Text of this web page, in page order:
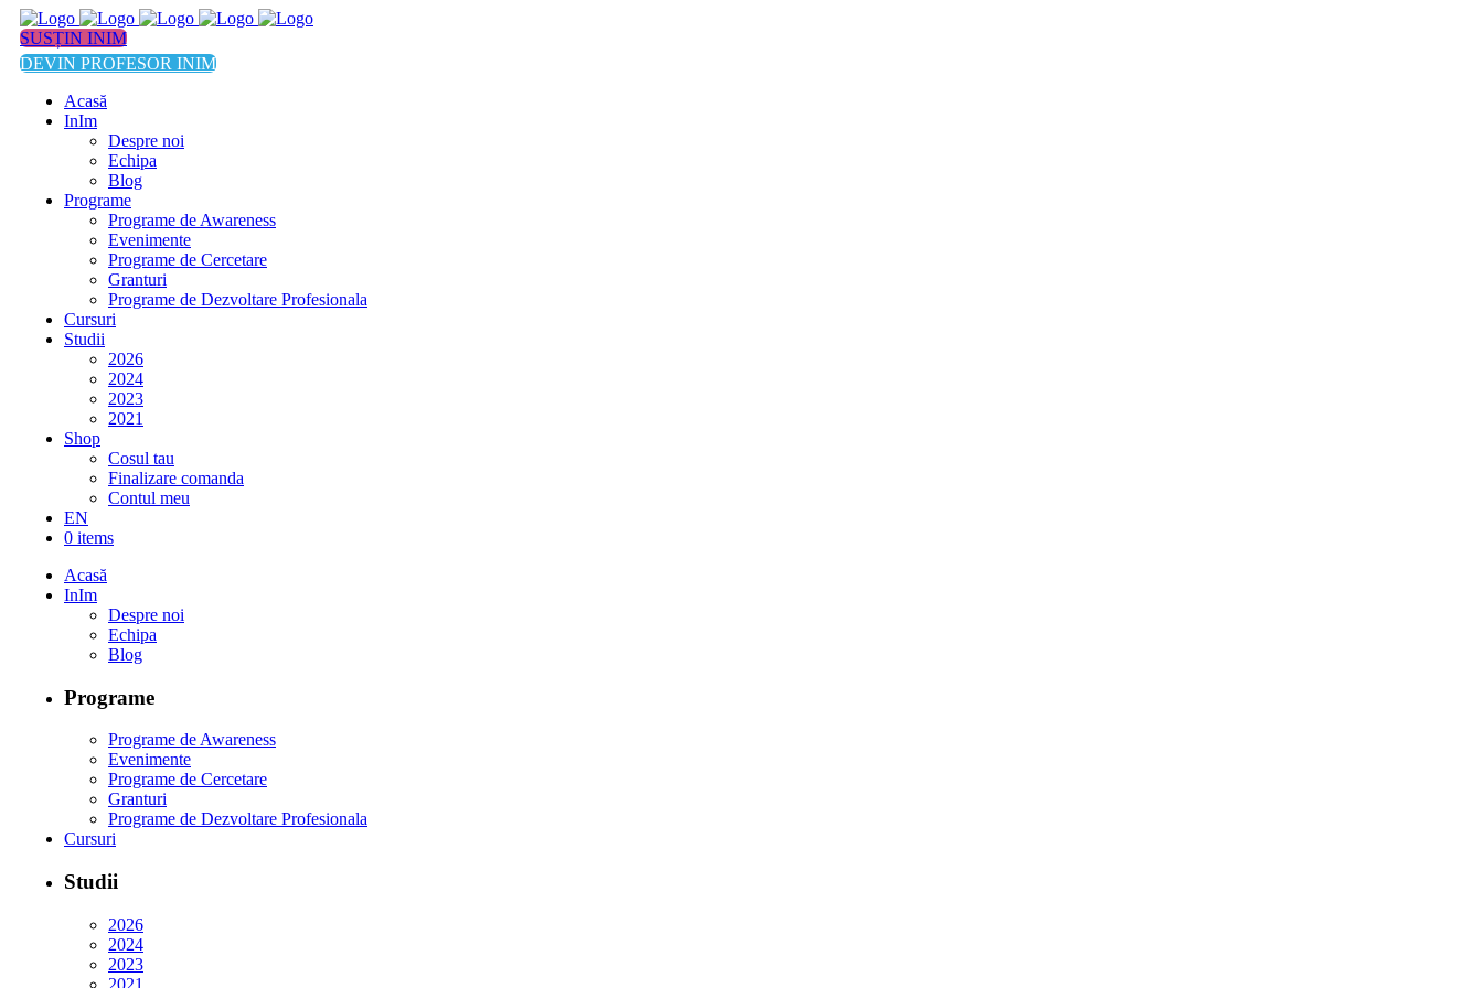
SUSȚIN INIM
DEVIN PROFESOR INIM
Acasă
InIm
Despre noi
Echipa
Blog
Programe
Programe de Awareness
Evenimente
Programe de Cercetare
Granturi
Programe de Dezvoltare Profesionala
Cursuri
Studii
2026
2024
2023
2021
Shop
Cosul tau
Finalizare comanda
Contul meu
EN
0 items
Acasă
InIm
Despre noi
Echipa
Blog
Programe
Programe de Awareness
Evenimente
Programe de Cercetare
Granturi
Programe de Dezvoltare Profesionala
Cursuri
Studii
2026
2024
2023
2021